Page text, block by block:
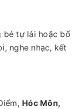
bé tự lái hoặc bố
nghe nhạc, kết
Hóc Môn,